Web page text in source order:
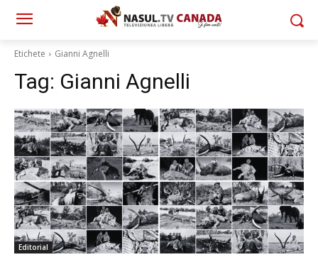
Etichete Gianni Agnelli
Tag: Gianni Agnelli
Editorial